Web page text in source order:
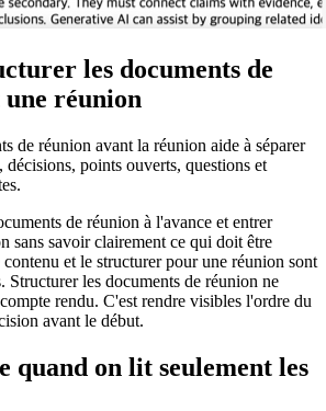
les documents de
réunion
de réunion avant la réunion aide à séparer
points ouverts, questions et
de réunion à l'avance et entrer
sans savoir clairement ce qui doit être
et le structurer pour une réunion sont
Structurer les documents de réunion ne
rendu. C'est rendre visibles l'ordre du
avant le début.
quand on lit seulement les